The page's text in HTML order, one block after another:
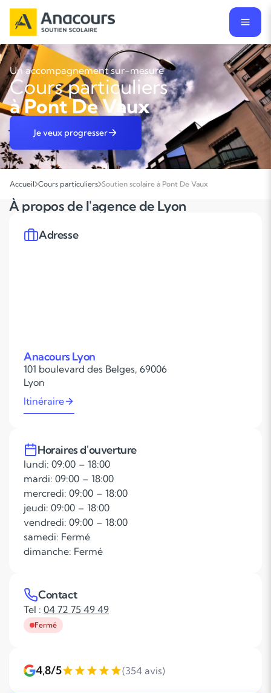
Un accompagnement sur-mesure
Cours particuliers
à Pont De Vaux
Je veux progresser
Accueil Cours particuliers Soutien scolaire à Pont De Vaux
À propos de l'agence de Lyon
Adresse
Anacours Lyon
101 boulevard des Belges, 69006
Lyon
Itinéraire
Horaires d'ouverture
lundi: 09:00 – 18:00
mardi: 09:00 – 18:00
mercredi: 09:00 – 18:00
jeudi: 09:00 – 18:00
vendredi: 09:00 – 18:00
samedi: Fermé
dimanche: Fermé
Contact
Tel : 04 72 75 49 49
Fermé
4,8/5 (354 avis)